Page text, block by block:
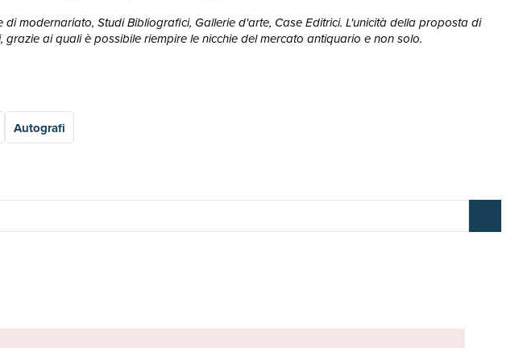
modernariato, Studi Bibliografici, Gallerie d'arte, Case Editrici. L'unicità della proposta di
ai quali è possibile riempire le nicchie del mercato antiquario e non solo.
Autografi